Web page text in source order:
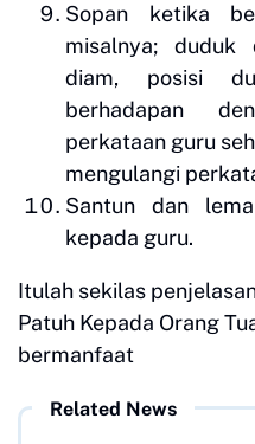
Sopan ketika
misalnya; duduk
diam, posisi
berhadapan
perkataan guru
mengulangi
Santun dan
kepada guru.
Itulah sekilas
Patuh Kepada Orang
bermanfaat
Related News